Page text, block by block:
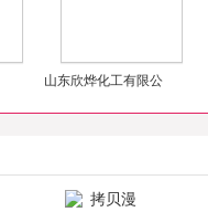
山东欣烨化工有限公
拷贝漫